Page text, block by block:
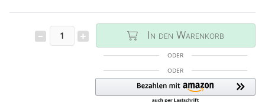
In den Warenkorb
ODER
ODER